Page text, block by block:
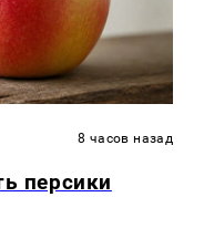
8 часов назад
персики